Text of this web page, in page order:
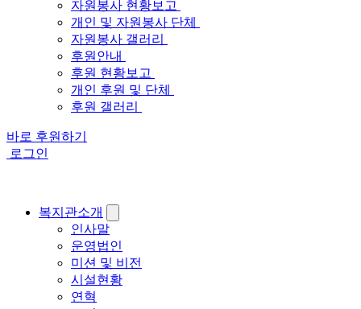
자원봉사 현황보고
개인 및 자원봉사 단체
자원봉사 갤러리
후원안내
후원 현황보고
개인 후원 및 단체
후원 갤러리
바로 후원하기
로그인
복지관소개
인사말
운영법인
미션 및 비전
시설현황
연혁